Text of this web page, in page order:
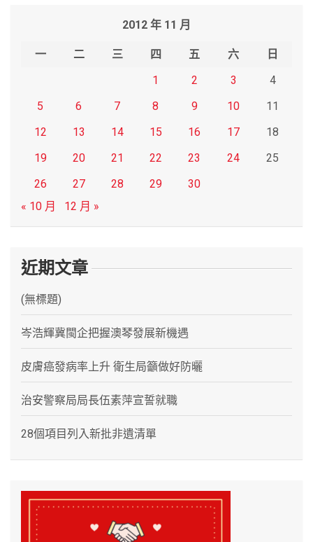
2012 年 11 月
一 二 三 四 五 六
日
1
2 3
4
5
6 7 8 9 10
11
12
13 14 15 16 17
18
19
20 21 22 23 24
25
26
27 28 29
30
« 10 月
12 月 »
近期文章
(無標題)
岑浩輝冀閩企把握澳琴發展新機遇
皮膚癌發病率上升 衛生局籲做好防曬
治安警察局局長伍素萍宣誓就職
28個項目列入新批非遺清單